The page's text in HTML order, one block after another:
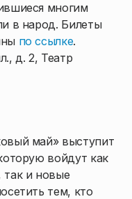
многим
в народ. Билеты
по ссылке.
д. 2, Театр
май» выступит
войдут как
и новые
тем, кто